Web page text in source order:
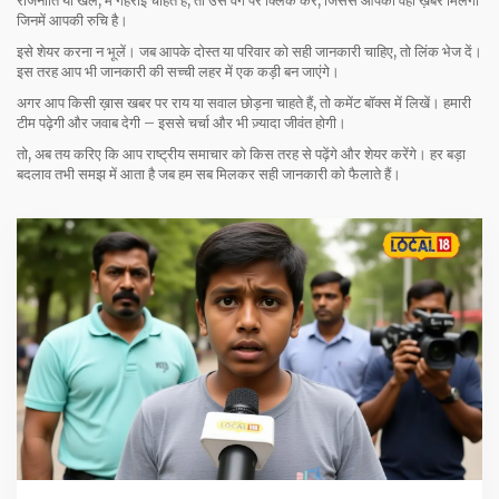
जिनमें आपकी रुचि है।
इसे शेयर करना न भूलें। जब आपके दोस्त या परिवार को सही जानकारी चाहिए, तो लिंक भेज दें।
इस तरह आप भी जानकारी की सच्ची लहर में एक कड़ी बन जाएंगे।
अगर आप किसी ख़ास खबर पर राय या सवाल छोड़ना चाहते हैं, तो कमेंट बॉक्स में लिखें। हमारी
टीम पढ़ेगी और जवाब देगी – इससे चर्चा और भी ज़्यादा जीवंत होगी।
तो, अब तय करिए कि आप राष्ट्रीय समाचार को किस तरह से पढ़ेंगे और शेयर करेंगे। हर बड़ा
बदलाव तभी समझ में आता है जब हम सब मिलकर सही जानकारी को फैलाते हैं।